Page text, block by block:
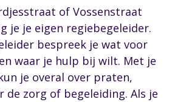
of Vossenstraat
je je eigen regiebegeleider.
bespreek je wat voor
waar je hulp bij wilt. Met je
je overal over praten,
de zorg of begeleiding. Als je